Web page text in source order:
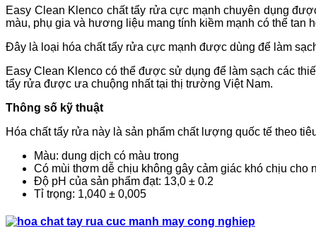
Easy Clean Klenco chất tẩy rửa cực mạnh chuyên dụng
màu, phụ gia và hương liệu mang tính kiềm mạnh có thể tan
Đây là loại hóa chất tẩy rửa cực mạnh được dùng để làm
Easy Clean Klenco có thể được sử dụng để làm sạch các
tẩy rửa được ưa chuộng nhất tại thị trường Việt Nam.
Thông số kỹ thuật
Hóa chất tẩy rửa này là sản phẩm chất lượng quốc tế theo
Màu: dung dịch có màu trong
Có mùi thơm dễ chịu không gây cảm giác khó chịu cho
Độ pH của sản phẩm đạt: 13,0 ± 0.2
Tỉ trọng: 1,040 ± 0,005